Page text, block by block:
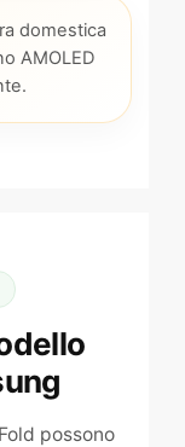
domestica
AMOLED
possono